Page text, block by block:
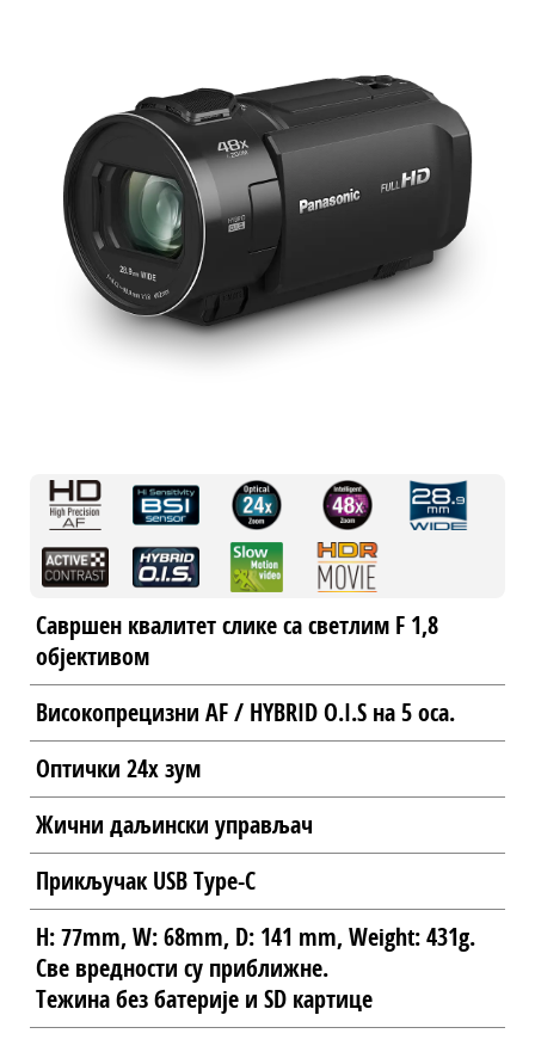
Савршен квалитет слике са светлим F 1,8
објективом
Високопрецизни AF / HYBRID O.I.S на 5 оса.
Оптички 24x зум
Жични даљински управљач
Прикључак USB Type-C
H: 77mm, W: 68mm, D: 141 mm, Weight: 431g.
Све вредности су приближне.
Тежина без батерије и SD картице